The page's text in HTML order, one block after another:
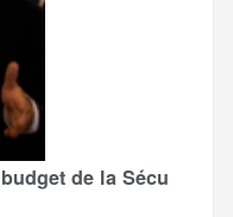
de la Sécu